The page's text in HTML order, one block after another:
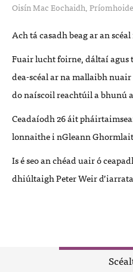
Oisín Mac Eochaidh,
Ach tá casadh beag ar an
Fuair lucht foirne, dáltaí
dea-scéal ar na mallaibh
do naíscoil reachtúil a bhunú
Ceadaíodh 26 áit
lonnaithe i nGleann
Is é seo an chéad uair ó
dhiúltaigh Peter Weir